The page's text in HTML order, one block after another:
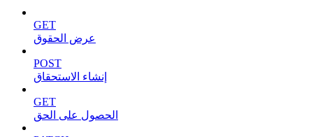
GET
عرض الحقوق
POST
إنشاء الاستحقاق
GET
الحصول على الحق